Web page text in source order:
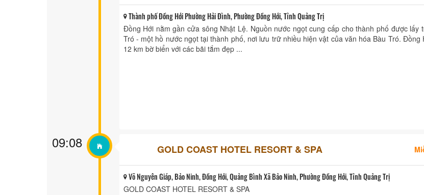
Thành phố Đồng Hới Phường Hải Đình, Phường Đồng Hới, Tỉnh Quảng Trị
Đồng Hới nằm gần cửa sông Nhật Lệ. Nguồn nước ngọt cung cấp cho thành phố được lấy
Tró - một hồ nước ngọt tại thành phố, nơi lưu trữ nhiều hiện vật của văn hóa Bàu Tró. Đồng
12 km bờ biển với các bãi tắm đẹp ...
09:08 GOLD COAST HOTEL RESORT & SPA
Võ Nguyên Giáp, Bảo Ninh, Đồng Hới, Quảng Bình Xã Bảo Ninh, Phường Đồng Hới, Tỉnh Quảng Trị
GOLD COAST HOTEL RESORT & SPA